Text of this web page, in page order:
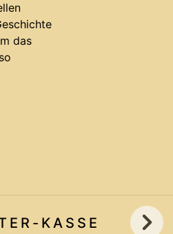
das
KASSE